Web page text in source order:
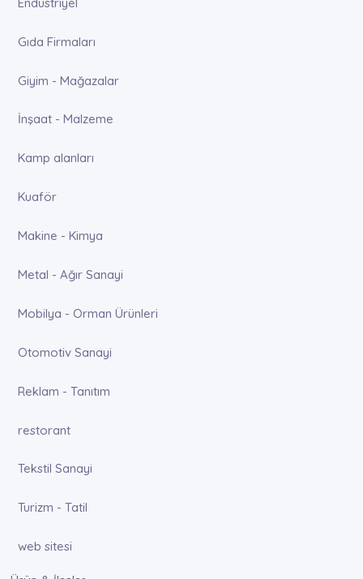
Gıda Firmaları
Giyim - Mağazalar
İnşaat - Malzeme
Kamp alanları
Kuaför
Makine - Kimya
Metal - Ağır Sanayi
Mobilya - Orman Ürünleri
Otomotiv Sanayi
Reklam - Tanıtım
restorant
Tekstil Sanayi
Turizm - Tatil
web sitesi